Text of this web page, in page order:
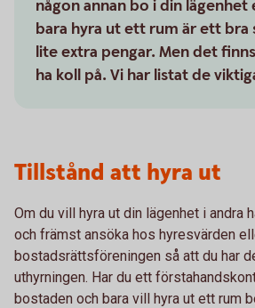
någon annan bo i din lägenhet
bara hyra ut ett rum är ett bra
lite extra pengar. Men det
ha koll på. Vi har listat de
Tillstånd att hyra ut
Om du vill hyra ut din lägenhet i andra
och främst ansöka hos hyresvärden
bostadsrättsföreningen så att du har
uthyrningen. Har du ett
bostaden och bara vill hyra ut ett rum